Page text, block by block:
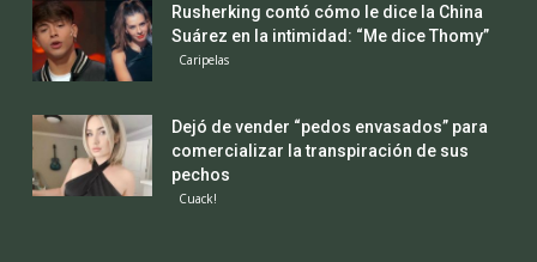
Rusherking contó cómo le dice la China
Suárez en la intimidad: “Me dice Thomy”
Caripelas
Dejó de vender “pedos envasados” para
comercializar la transpiración de sus
pechos
Cuack!